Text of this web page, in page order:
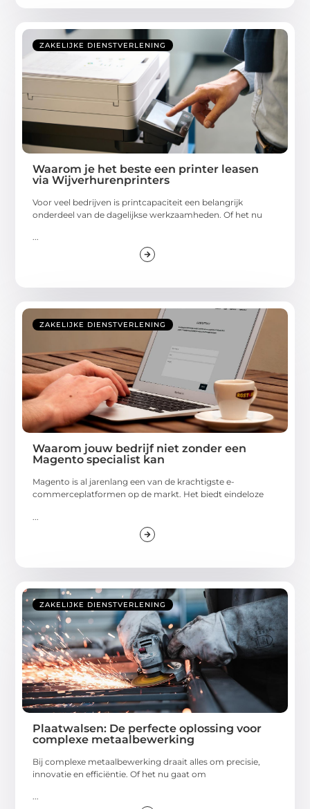
ZAKELIJKE DIENSTVERLENING
Waarom je het beste een printer leasen
via Wijverhurenprinters
Voor veel bedrijven is printcapaciteit een belangrijk
onderdeel van de dagelijkse werkzaamheden. Of het nu
...
ZAKELIJKE DIENSTVERLENING
Waarom jouw bedrijf niet zonder een
Magento specialist kan
Magento is al jarenlang een van de krachtigste e-
commerceplatformen op de markt. Het biedt eindeloze
ZAKELIJKE DIENSTVERLENING
Plaatwalsen: De perfecte oplossing voor
complexe metaalbewerking
Bij complexe metaalbewerking draait alles om precisie,
innovatie en efficiëntie. Of het nu gaat om
...